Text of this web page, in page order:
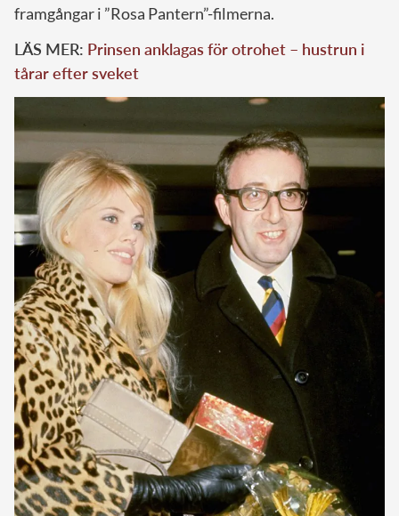
framgångar i ”Rosa Pantern”-filmerna.
LÄS MER: Prinsen anklagas för otrohet – hustrun i
tårar efter sveket